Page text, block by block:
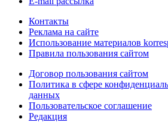
Контакты
Реклама на сайте
Использование материалов
Правила пользования сайтом
Договор пользования сайтом
Политика в сфере
данных
Пользовательское соглашение
Редакция